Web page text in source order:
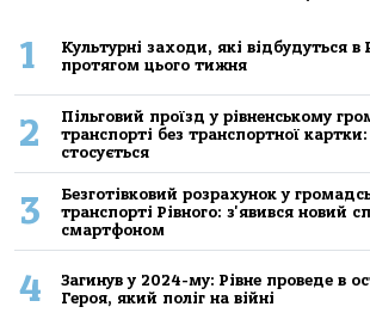
1
Культурні заходи, які відбудуться в
протягом цього тижня
2
Пільговий проїзд у рівненському
транспорті без транспортної
стосується
3
Безготівковий розрахунок у
транспорті Рівного: з'явився новий
смартфоном
4
Загинув у 2024-му: Рівне проведе в
Героя, який поліг на війні